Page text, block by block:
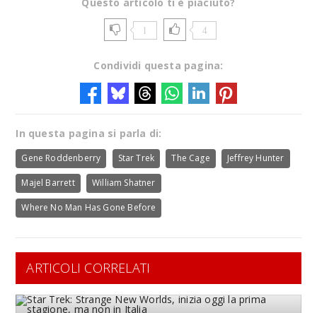
1 4
Condividi questa pagina:
In questa pagina si parla di:
Gene Roddenberry Star Trek The Cage Jeffrey Hunter
Majel Barrett William Shatner
Where No Man Has Gone Before
ARTICOLI CORRELATI